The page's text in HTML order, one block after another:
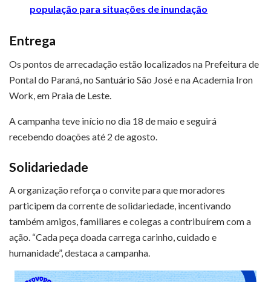
população para situações de inundação
Entrega
Os pontos de arrecadação estão localizados na Prefeitura de
Pontal do Paraná, no Santuário São José e na Academia Iron
Work, em Praia de Leste.
A campanha teve início no dia 18 de maio e seguirá
recebendo doações até 2 de agosto.
Solidariedade
A organização reforça o convite para que moradores
participem da corrente de solidariedade, incentivando
também amigos, familiares e colegas a contribuírem com a
ação. “Cada peça doada carrega carinho, cuidado e
humanidade”, destaca a campanha.